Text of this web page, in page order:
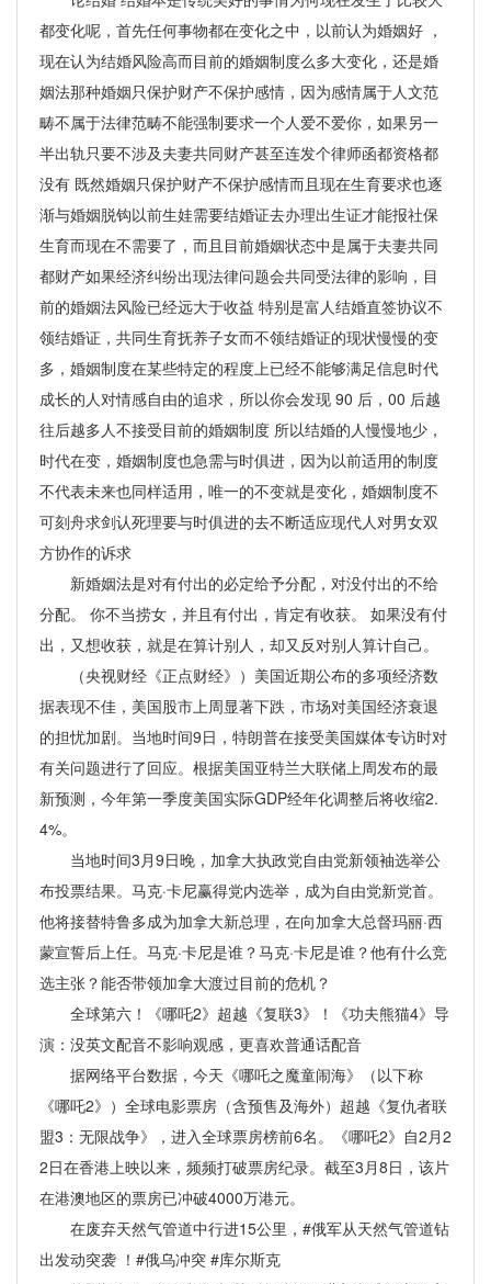
都变化呢，首先任何事物都在变化之中，以前认为婚姻好 ，
现在认为结婚风险高而目前的婚姻制度么多大变化，还是婚
姻法那种婚姻只保护财产不保护感情，因为感情属于人文范
畴不属于法律范畴不能强制要求一个人爱不爱你，如果另一
半出轨只要不涉及夫妻共同财产甚至连发个律师函都资格都
没有 既然婚姻只保护财产不保护感情而且现在生育要求也逐
渐与婚姻脱钩以前生娃需要结婚证去办理出生证才能报社保
生育而现在不需要了，而且目前婚姻状态中是属于夫妻共同
都财产如果经济纠纷出现法律问题会共同受法律的影响，目
前的婚姻法风险已经远大于收益 特别是富人结婚直签协议不
领结婚证，共同生育抚养子女而不领结婚证的现状慢慢的变
多，婚姻制度在某些特定的程度上已经不能够满足信息时代
成长的人对情感自由的追求，所以你会发现 90 后，00 后越
往后越多人不接受目前的婚姻制度 所以结婚的人慢慢地少，
时代在变，婚姻制度也急需与时俱进，因为以前适用的制度
不代表未来也同样适用，唯一的不变就是变化，婚姻制度不
可刻舟求剑认死理要与时俱进的去不断适应现代人对男女双
方协作的诉求
新婚姻法是对有付出的必定给予分配，对没付出的不给
分配。 你不当捞女，并且有付出，肯定有收获。 如果没有付
出，又想收获，就是在算计别人，却又反对别人算计自己。
（央视财经《正点财经》）美国近期公布的多项经济数
据表现不佳，美国股市上周显著下跌，市场对美国经济衰退
的担忧加剧。当地时间9日，特朗普在接受美国媒体专访时对
有关问题进行了回应。根据美国亚特兰大联储上周发布的最
新预测，今年第一季度美国实际GDP经年化调整后将收缩2.
4%。
当地时间3月9日晚，加拿大执政党自由党新领袖选举公
布投票结果。马克·卡尼赢得党内选举，成为自由党新党首。
他将接替特鲁多成为加拿大新总理，在向加拿大总督玛丽·西
蒙宣誓后上任。马克·卡尼是谁？马克·卡尼是谁？他有什么竞
选主张？能否带领加拿大渡过目前的危机？
全球第六！《哪吒2》超越《复联3》！《功夫熊猫4》导
演：没英文配音不影响观感，更喜欢普通话配音
据网络平台数据，今天《哪吒之魔童闹海》（以下称
《哪吒2》）全球电影票房（含预售及海外）超越《复仇者联
盟3：无限战争》，进入全球票房榜前6名。《哪吒2》自2月2
2日在香港上映以来，频频打破票房纪录。截至3月8日，该片
在港澳地区的票房已冲破4000万港元。
在废弃天然气管道中行进15公里，#俄军从天然气管道钻
出发动突袭 ！#俄乌冲突 #库尔斯克